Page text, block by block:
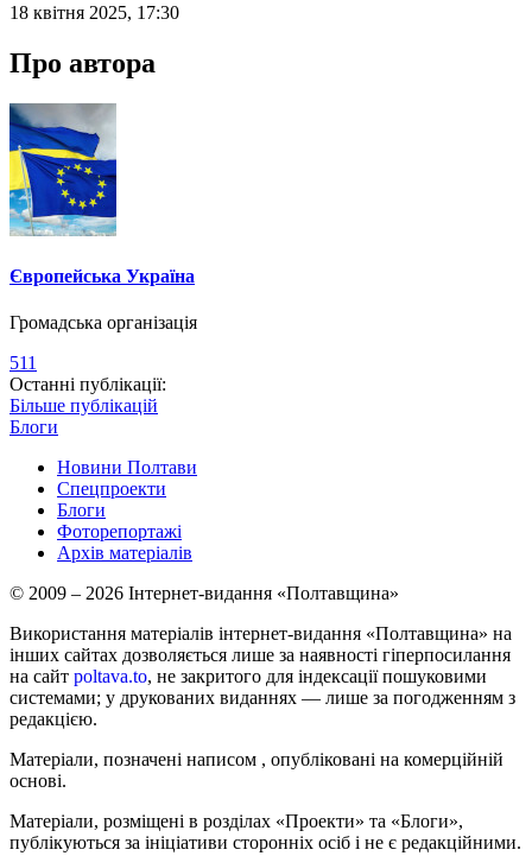
18 квітня 2025, 17:30
Про автора
Європейська Україна
Громадська організація
511
Останні публікації:
Більше публікацій
Блоги
Новини Полтави
Спецпроекти
Блоги
Фоторепортажі
Архів матеріалів
© 2009 – 2026 Інтернет-видання «Полтавщина»
Використання матеріалів інтернет-видання «Полтавщина» на
інших сайтах дозволяється лише за наявності гіперпосилання
на сайт poltava.to, не закритого для індексації пошуковими
системами; у друкованих виданнях — лише за погодженням з
редакцією.
Матеріали, позначені написом , опубліковані на комерційній
основі.
Матеріали, розміщені в розділах «Проекти» та «Блоги»,
публікуються за ініціативи сторонніх осіб і не є редакційними.